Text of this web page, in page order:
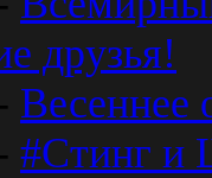
друзья!
Весеннее
#Стинг и